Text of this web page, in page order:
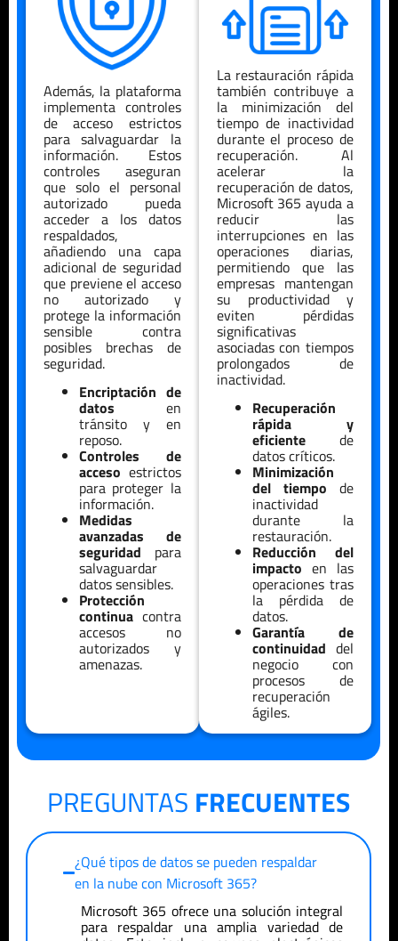
Además, la plataforma
implementa controles
de acceso estrictos
para salvaguardar la
información. Estos
controles aseguran
que solo el personal
autorizado pueda
acceder a los datos
respaldados,
añadiendo una capa
adicional de seguridad
que previene el acceso
no autorizado y
protege la información
sensible contra
posibles brechas de
seguridad.
Encriptación de
datos en
tránsito y en
reposo.
Controles de
acceso estrictos
para proteger la
información.
Medidas
avanzadas de
seguridad para
salvaguardar
datos sensibles.
Protección
continua contra
accesos no
autorizados y
amenazas.
La restauración rápida
también contribuye a
la minimización del
tiempo de inactividad
durante el proceso de
recuperación. Al
acelerar la
recuperación de datos,
Microsoft 365 ayuda a
reducir las
interrupciones en las
operaciones diarias,
permitiendo que las
empresas mantengan
su productividad y
eviten pérdidas
significativas
asociadas con tiempos
prolongados de
inactividad.
Recuperación
rápida y
eficientede
datos críticos.
Minimización
del tiempo de
inactividad
durante la
restauración.
Reducción del
impacto en las
operaciones tras
la pérdida de
datos.
Garantía de
continuidad del
negocio con
procesos de
recuperación
ágiles.
PREGUNTAS FRECUENTES
¿Qué tipos de datos se pueden respaldar
en la nube con Microsoft 365?
Microsoft 365 ofrece una solución integral
para respaldar una amplia variedad de